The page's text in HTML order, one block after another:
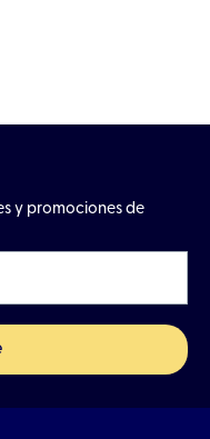
y promociones de